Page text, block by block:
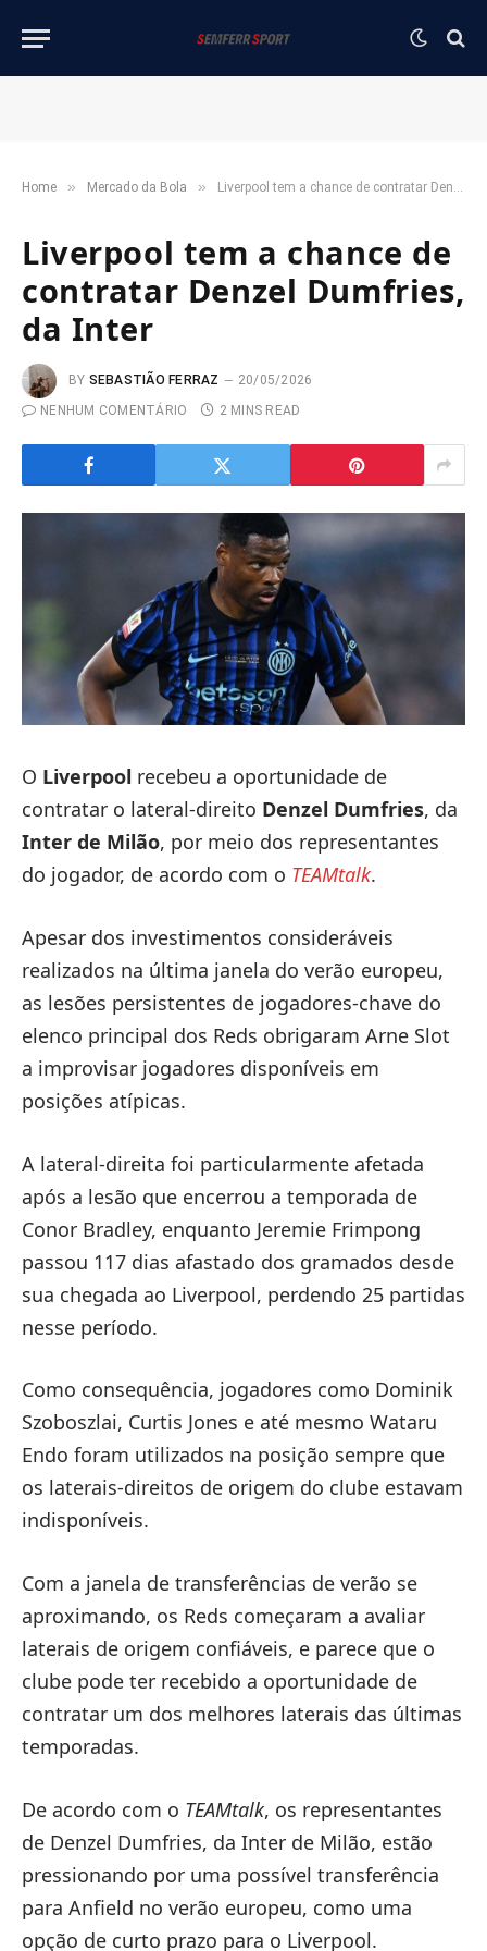
Home » Mercado da Bola » Liverpool tem a chance de contratar Denzel Dumfries, da Inter
Liverpool tem a chance de
contratar Denzel Dumfries,
da Inter
BY SEBASTIÃO FERRAZ
20/05/2026
NENHUM COMENTÁRIO
2 MINS READ
O Liverpool recebeu a oportunidade de
contratar o lateral-direito Denzel Dumfries, da
Inter de Milão, por meio dos representantes
do jogador, de acordo com o TEAMtalk.
Apesar dos investimentos consideráveis ​​
realizados na última janela do verão europeu,
as lesões persistentes de jogadores-chave do
elenco principal dos Reds obrigaram Arne Slot
a improvisar jogadores disponíveis em
posições atípicas.
A lateral-direita foi particularmente afetada
após a lesão que encerrou a temporada de
Conor Bradley, enquanto Jeremie Frimpong
passou 117 dias afastado dos gramados desde
sua chegada ao Liverpool, perdendo 25 partidas
nesse período.
Como consequência, jogadores como Dominik
Szoboszlai, Curtis Jones e até mesmo Wataru
Endo foram utilizados na posição sempre que
os laterais-direitos de origem do clube estavam
indisponíveis.
Com a janela de transferências de verão se
aproximando, os Reds começaram a avaliar
laterais de origem confiáveis, e parece que o
clube pode ter recebido a oportunidade de
contratar um dos melhores laterais das últimas
temporadas.
De acordo com o TEAMtalk, os representantes
de Denzel Dumfries, da Inter de Milão, estão
pressionando por uma possível transferência
para Anfield no verão europeu, como uma
opção de curto prazo para o Liverpool.